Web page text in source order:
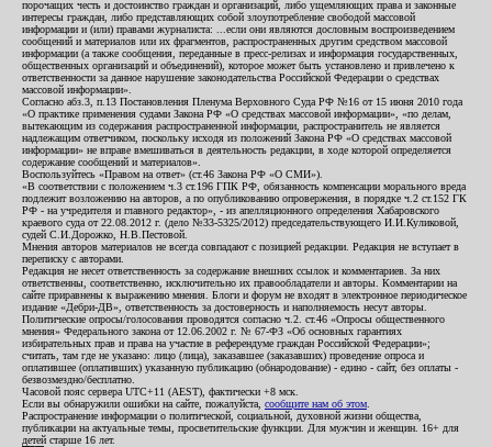
порочащих честь и достоинство граждан и организаций, либо ущемляющих права и законные
интересы граждан, либо представляющих собой злоупотребление свободой массовой
информации и (или) правами журналиста: ...если они являются дословным воспроизведением
сообщений и материалов или их фрагментов, распространенных другим средством массовой
информации (а также сообщения, переданные в пресс-релизах и информация государственных,
общественных организаций и объединений), которое может быть установлено и привлечено к
ответственности за данное нарушение законодательства Российской Федерации о средствах
массовой информации».
Согласно абз.3, п.13 Постановления Пленума Верховного Суда РФ №16 от 15 июня 2010 года
«О практике применения судами Закона РФ «О средствах массовой информации», «по делам,
вытекающим из содержания распространенной информации, распространитель не является
надлежащим ответчиком, поскольку исходя из положений Закона РФ «О средствах массовой
информации» не вправе вмешиваться в деятельность редакции, в ходе которой определяется
содержание сообщений и материалов».
Воспользуйтесь «Правом на ответ» (ст.46 Закона РФ «О СМИ»).
«В соответствии с положением ч.3 ст.196 ГПК РФ, обязанность компенсации морального вреда
подлежит возложению на авторов, а по опубликованию опровержения, в порядке ч.2 ст.152 ГК
РФ - на учредителя и главного редактор», - из апелляционного определения Хабаровского
краевого суда от 22.08.2012 г. (дело №33-5325/2012) председательствующего И.И.Куликовой,
судей С.И.Дорожко, Н.В.Пестовой.
Мнения авторов материалов не всегда совпадают с позицией редакции. Редакция не вступает в
переписку с авторами.
Редакция не несет ответственность за содержание внешних ссылок и комментариев. За них
ответственны, соответственно, исключительно их правообладатели и авторы. Комментарии на
сайте приравнены к выражению мнения. Блоги и форум не входят в электронное периодическое
издание «Дебри-ДВ», ответственность за достоверность и наполняемость несут авторы.
Политические опросы/голосования проводятся согласно ч.2. ст.46 «Опросы общественного
мнения» Федерального закона от 12.06.2002 г. № 67-ФЗ «Об основных гарантиях
избирательных прав и права на участие в референдуме граждан Российской Федерации»;
считать, там где не указано: лицо (лица), заказавшее (заказавших) проведение опроса и
оплатившее (оплативших) указанную публикацию (обнародование) - едино - сайт, без оплаты -
безвозмездно/бесплатно.
Часовой пояс сервера UTC+11 (AEST), фактически +8 мск.
Если вы обнаружили ошибки на сайте, пожалуйста, сообщите нам об этом
Распространение информации о политической, социальной, духовной жизни общества,
публикации на актуальные темы, просветительские функции. Для мужчин и женщин. 16+ для
детей старше 16 лет.